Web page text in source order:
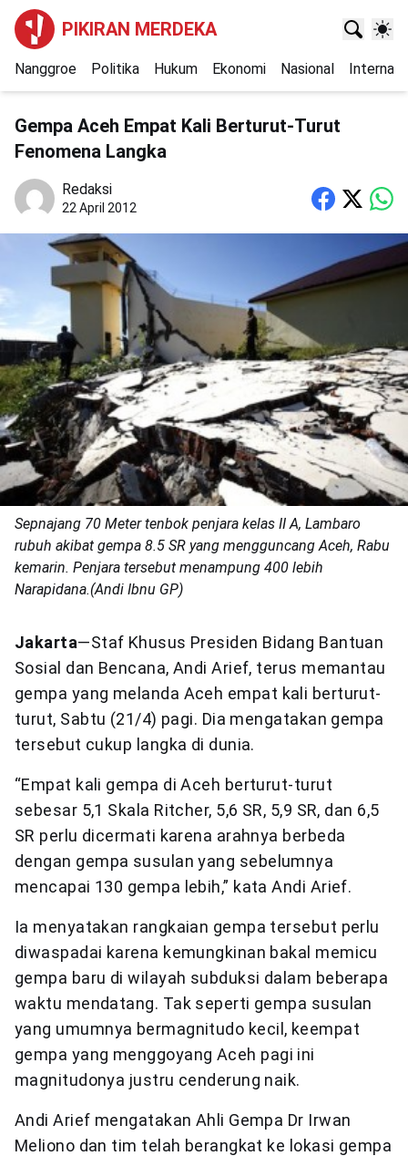
PIKIRAN MERDEKA
Nanggroe Politika Hukum Ekonomi Nasional
Gempa Aceh Empat Kali Berturut-Turut
Fenomena Langka
Redaksi
22 April 2012
Sepnajang 70 Meter tenbok penjara kelas II A, Lambaro
rubuh akibat gempa 8.5 SR yang mengguncang Aceh, Rabu
kemarin. Penjara tersebut menampung 400 lebih
Narapidana.(Andi Ibnu GP)
Jakarta—Staf Khusus Presiden Bidang Bantuan
Sosial dan Bencana, Andi Arief, terus memantau
gempa yang melanda Aceh empat kali berturut-
turut, Sabtu (21/4) pagi. Dia mengatakan gempa
tersebut cukup langka di dunia.
“Empat kali gempa di Aceh berturut-turut
sebesar 5,1 Skala Ritcher, 5,6 SR, 5,9 SR, dan 6,5
SR perlu dicermati karena arahnya berbeda
dengan gempa susulan yang sebelumnya
mencapai 130 gempa lebih,” kata Andi Arief.
Ia menyatakan rangkaian gempa tersebut perlu
diwaspadai karena kemungkinan bakal memicu
gempa baru di wilayah subduksi dalam beberapa
waktu mendatang. Tak seperti gempa susulan
yang umumnya bermagnitudo kecil, keempat
gempa yang menggoyang Aceh pagi ini
magnitudonya justru cenderung naik.
Andi Arief mengatakan Ahli Gempa Dr Irwan
Meliono dan tim telah berangkat ke lokasi gempa